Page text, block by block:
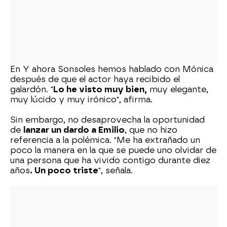
En Y ahora Sonsoles hemos hablado con Mónica
después de que el actor haya recibido el
galardón. "Lo he visto muy bien, muy elegante,
muy lúcido y muy irónico", afirma.
Sin embargo, no desaprovecha la oportunidad
de lanzar un dardo a Emilio, que no hizo
referencia a la polémica. "Me ha extrañado un
poco la manera en la que se puede uno olvidar de
una persona que ha vivido contigo durante diez
años. Un poco triste", señala.